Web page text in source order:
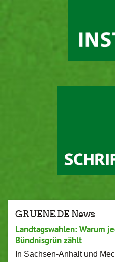
GRUENE.DE News
Landtagswahlen: Warum
Bündnisgrün zählt
In Sachsen-Anhalt und